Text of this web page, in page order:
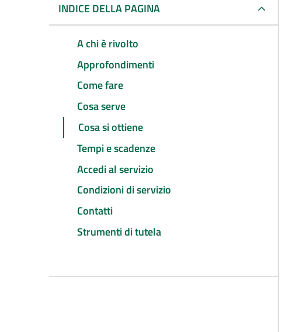
INDICE DELLA PAGINA
A chi è rivolto
Approfondimenti
Come fare
Cosa serve
Cosa si ottiene
Tempi e scadenze
Accedi al servizio
Condizioni di servizio
Contatti
Strumenti di tutela